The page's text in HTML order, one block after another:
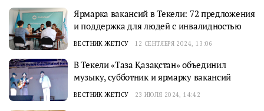
Ярмарка вакансий в Текели: 72 предложения
и поддержка для людей с инвалидностью
ВЕСТНИК ЖЕТІСУ 12 СЕНТЯБРЯ 2024, 13:06
В Текели «Таза Қазақстан» объединил
музыку, субботник и ярмарку вакансий
ВЕСТНИК ЖЕТІСУ 23 ИЮЛЯ 2024, 14:42